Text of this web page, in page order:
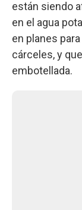
están siendo
en el agua
en planes
cárceles, y
embotellada.